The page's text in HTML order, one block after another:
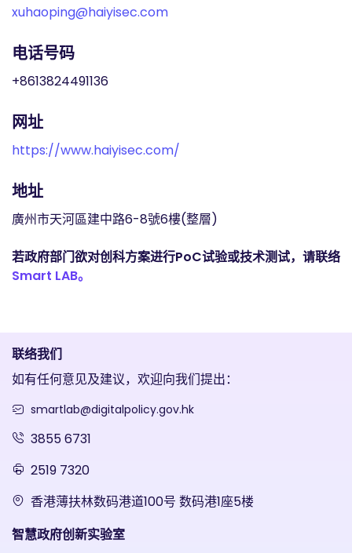
xuhaoping@haiyisec.com
电话号码
+8613824491136
网址
https://www.haiyisec.com/
地址
廣州市天河區建中路6-8號6樓(整層)
若政府部门欲对创科方案进行PoC试验或技术测试，请联络
Smart LAB。
联络我们
如有任何意见及建议，欢迎向我们提出：
smartlab@digitalpolicy.gov.hk
3855 6731
2519 7320
香港薄扶林数码港道100号 数码港1座5楼
智慧政府创新实验室